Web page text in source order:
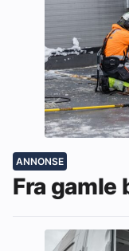
ANNONSE
Fra gamle